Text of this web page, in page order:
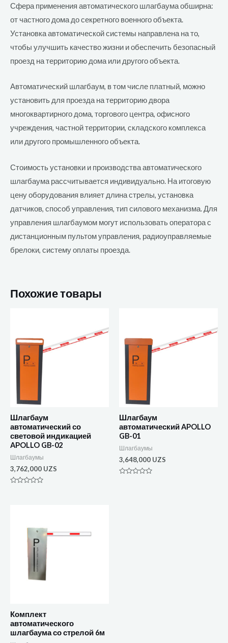
Сфера применения автоматического шлагбаума обширна:
от частного дома до секретного военного объекта.
Установка автоматической системы направлена на то,
чтобы улучшить качество жизни и обеспечить безопасный
проезд на территорию дома или другого объекта.
Автоматический шлагбаум, в том числе платный, можно
установить для проезда на территорию двора
многоквартирного дома, торгового центра, офисного
учреждения, частной территории, складского комплекса
или другого промышленного объекта.
Стоимость установки и производства автоматического
шлагбаума рассчитывается индивидуально. На итоговую
цену оборудования влияет длина стрелы, установка
датчиков, способ управления, тип силового механизма. Для
управления шлагбаумом могут использовать оператора с
дистанционным пультом управления, радиоуправляемые
брелоки, систему оплаты проезда.
Похожие товары
Шлагбаум
автоматический со
световой индикацией
APOLLO GB-02
Шлагбаумы
3,762,000 UZS
Шлагбаум
автоматический APOLLO
GB-01
Шлагбаумы
3,648,000 UZS
Комплект
автоматического
шлагбаума со стрелой 6м